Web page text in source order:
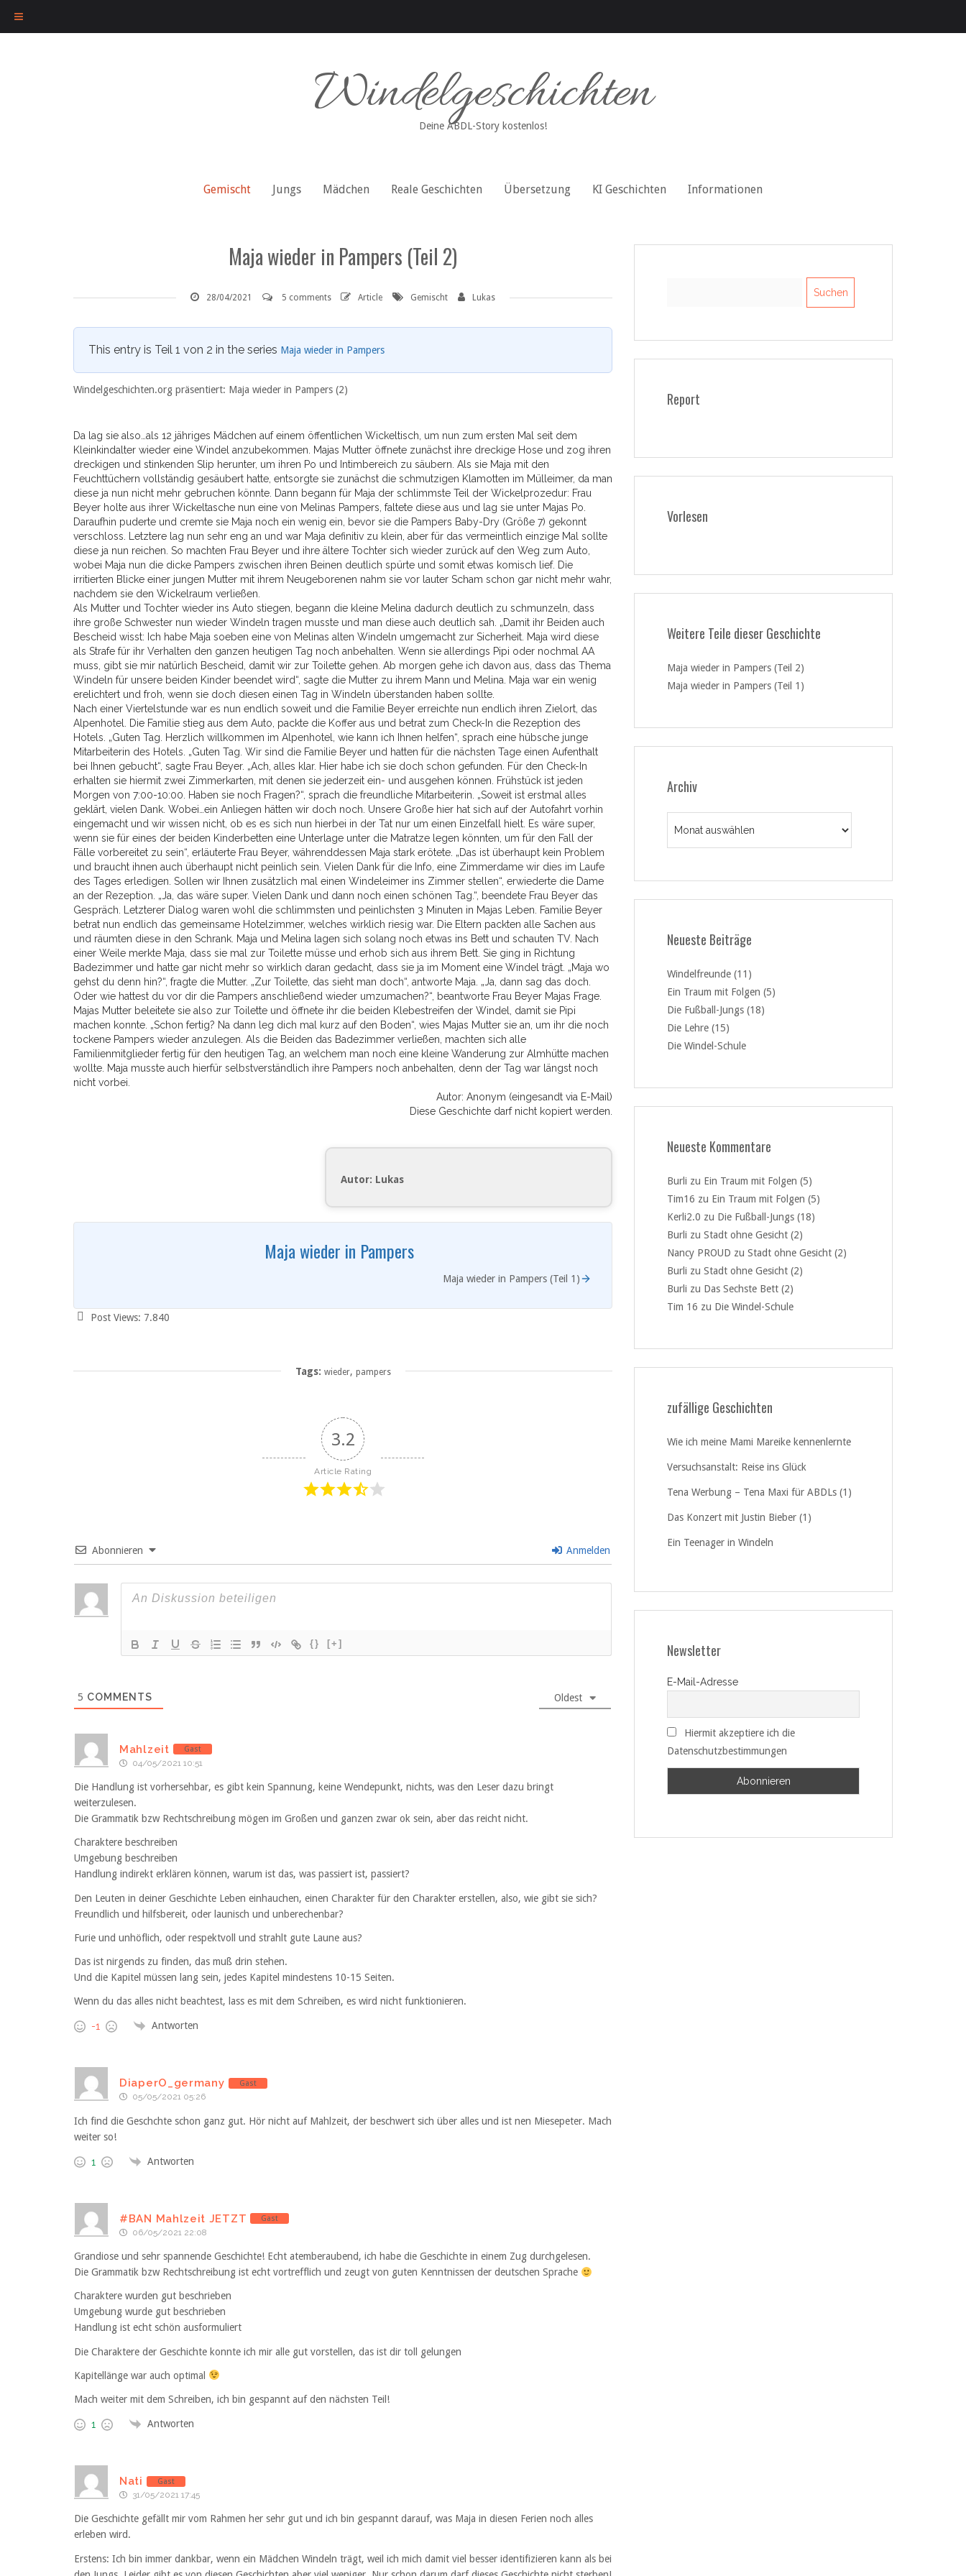
Windelgeschichten
Deine ABDL-Story kostenlos!
Gemischt Jungs Mädchen Reale Geschichten Übersetzung KI Geschichten Informationen
Maja wieder in Pampers (Teil 2)
28/04/2021 5 comments Article Gemischt Lukas
This entry is Teil 1 von 2 in the series Maja wieder in Pampers
Windelgeschichten.org präsentiert: Maja wieder in Pampers (2)
Da lag sie also…als 12 jähriges Mädchen auf einem öffentlichen Wickeltisch, um nun zum ersten Mal seit dem
Kleinkindalter wieder eine Windel anzubekommen. Majas Mutter öffnete zunächst ihre dreckige Hose und zog ihren
dreckigen und stinkenden Slip herunter, um ihren Po und Intimbereich zu säubern. Als sie Maja mit den
Feuchttüchern vollständig gesäubert hatte, entsorgte sie zunächst die schmutzigen Klamotten im Mülleimer, da man
diese ja nun nicht mehr gebruchen könnte. Dann begann für Maja der schlimmste Teil der Wickelprozedur: Frau
Beyer holte aus ihrer Wickeltasche nun eine von Melinas Pampers, faltete diese aus und lag sie unter Majas Po.
Daraufhin puderte und cremte sie Maja noch ein wenig ein, bevor sie die Pampers Baby-Dry (Größe 7) gekonnt
verschloss. Letztere lag nun sehr eng an und war Maja definitiv zu klein, aber für das vermeintlich einzige Mal sollte
diese ja nun reichen. So machten Frau Beyer und ihre ältere Tochter sich wieder zurück auf den Weg zum Auto,
wobei Maja nun die dicke Pampers zwischen ihren Beinen deutlich spürte und somit etwas komisch lief. Die
irritierten Blicke einer jungen Mutter mit ihrem Neugeborenen nahm sie vor lauter Scham schon gar nicht mehr wahr,
nachdem sie den Wickelraum verließen.
Als Mutter und Tochter wieder ins Auto stiegen, begann die kleine Melina dadurch deutlich zu schmunzeln, dass
ihre große Schwester nun wieder Windeln tragen musste und man diese auch deutlich sah. „Damit ihr Beiden auch
Bescheid wisst: Ich habe Maja soeben eine von Melinas alten Windeln umgemacht zur Sicherheit. Maja wird diese
als Strafe für ihr Verhalten den ganzen heutigen Tag noch anbehalten. Wenn sie allerdings Pipi oder nochmal AA
muss, gibt sie mir natürlich Bescheid, damit wir zur Toilette gehen. Ab morgen gehe ich davon aus, dass das Thema
Windeln für unsere beiden Kinder beendet wird“, sagte die Mutter zu ihrem Mann und Melina. Maja war ein wenig
erelichtert und froh, wenn sie doch diesen einen Tag in Windeln überstanden haben sollte.
Nach einer Viertelstunde war es nun endlich soweit und die Familie Beyer erreichte nun endlich ihren Zielort, das
Alpenhotel. Die Familie stieg aus dem Auto, packte die Koffer aus und betrat zum Check-In die Rezeption des
Hotels. „Guten Tag. Herzlich willkommen im Alpenhotel, wie kann ich Ihnen helfen“, sprach eine hübsche junge
Mitarbeiterin des Hotels. „Guten Tag. Wir sind die Familie Beyer und hatten für die nächsten Tage einen Aufenthalt
bei Ihnen gebucht“, sagte Frau Beyer. „Ach, alles klar. Hier habe ich sie doch schon gefunden. Für den Check-In
erhalten sie hiermit zwei Zimmerkarten, mit denen sie jederzeit ein- und ausgehen können. Frühstück ist jeden
Morgen von 7:00-10:00. Haben sie noch Fragen?“, sprach die freundliche Mitarbeiterin. „Soweit ist erstmal alles
geklärt, vielen Dank. Wobei…ein Anliegen hätten wir doch noch. Unsere Große hier hat sich auf der Autofahrt vorhin
eingemacht und wir wissen nicht, ob es es sich nun hierbei in der Tat nur um einen Einzelfall hielt. Es wäre super,
wenn sie für eines der beiden Kinderbetten eine Unterlage unter die Matratze legen könnten, um für den Fall der
Fälle vorbereitet zu sein“, erläuterte Frau Beyer, währenddessen Maja stark erötete. „Das ist überhaupt kein Problem
und braucht ihnen auch überhaupt nicht peinlich sein. Vielen Dank für die Info, eine Zimmerdame wir dies im Laufe
des Tages erledigen. Sollen wir Ihnen zusätzlich mal einen Windeleimer ins Zimmer stellen“, erwiederte die Dame
an der Rezeption. „Ja, das wäre super. Vielen Dank und dann noch einen schönen Tag.“, beendete Frau Beyer das
Gespräch. Letzterer Dialog waren wohl die schlimmsten und peinlichsten 3 Minuten in Majas Leben. Familie Beyer
betrat nun endlich das gemeinsame Hotelzimmer, welches wirklich riesig war. Die Eltern packten alle Sachen aus
und räumten diese in den Schrank. Maja und Melina lagen sich solang noch etwas ins Bett und schauten TV. Nach
einer Weile merkte Maja, dass sie mal zur Toilette müsse und erhob sich aus ihrem Bett. Sie ging in Richtung
Badezimmer und hatte gar nicht mehr so wirklich daran gedacht, dass sie ja im Moment eine Windel trägt. „Maja wo
gehst du denn hin?“, fragte die Mutter. „Zur Toilette, das sieht man doch“, antworte Maja. „Ja, dann sag das doch.
Oder wie hattest du vor dir die Pampers anschließend wieder umzumachen?“, beantworte Frau Beyer Majas Frage.
Majas Mutter beleitete sie also zur Toilette und öffnete ihr die beiden Klebestreifen der Windel, damit sie Pipi
machen konnte. „Schon fertig? Na dann leg dich mal kurz auf den Boden“, wies Majas Mutter sie an, um ihr die noch
tockene Pampers wieder anzulegen. Als die Beiden das Badezimmer verließen, machten sich alle
Familienmitglieder fertig für den heutigen Tag, an welchem man noch eine kleine Wanderung zur Almhütte machen
wollte. Maja musste auch hierfür selbstverständlich ihre Pampers noch anbehalten, denn der Tag war längst noch
nicht vorbei.
Autor: Anonym (eingesandt via E-Mail)
Diese Geschichte darf nicht kopiert werden.
Autor: Lukas
Maja wieder in Pampers
Maja wieder in Pampers (Teil 1)
Post Views: 7.840
Tags: wieder, pampers
3.2
Article Rating
Abonnieren Anmelden
{} [+]
5 COMMENTS Oldest
Mahlzeit Gast
04/05/2021 10:51
Die Handlung ist vorhersehbar, es gibt kein Spannung, keine Wendepunkt, nichts, was den Leser dazu bringt
weiterzulesen.
Die Grammatik bzw Rechtschreibung mögen im Großen und ganzen zwar ok sein, aber das reicht nicht.
Charaktere beschreiben
Umgebung beschreiben
Handlung indirekt erklären können, warum ist das, was passiert ist, passiert?
Den Leuten in deiner Geschichte Leben einhauchen, einen Charakter für den Charakter erstellen, also, wie gibt sie sich?
Freundlich und hilfsbereit, oder launisch und unberechenbar?
Furie und unhöflich, oder respektvoll und strahlt gute Laune aus?
Das ist nirgends zu finden, das muß drin stehen.
Und die Kapitel müssen lang sein, jedes Kapitel mindestens 10-15 Seiten.
Wenn du das alles nicht beachtest, lass es mit dem Schreiben, es wird nicht funktionieren.
-1 Antworten
DiaperO_germany Gast
05/05/2021 05:26
Ich find die Geschchte schon ganz gut. Hör nicht auf Mahlzeit, der beschwert sich über alles und ist nen Miesepeter. Mach
weiter so!
1 Antworten
#BAN Mahlzeit JETZT Gast
06/05/2021 22:08
Grandiose und sehr spannende Geschichte! Echt atemberaubend, ich habe die Geschichte in einem Zug durchgelesen.
Die Grammatik bzw Rechtschreibung ist echt vortrefflich und zeugt von guten Kenntnissen der deutschen Sprache
Charaktere wurden gut beschrieben
Umgebung wurde gut beschrieben
Handlung ist echt schön ausformuliert
Die Charaktere der Geschichte konnte ich mir alle gut vorstellen, das ist dir toll gelungen
Kapitellänge war auch optimal
Mach weiter mit dem Schreiben, ich bin gespannt auf den nächsten Teil!
1 Antworten
Nati Gast
31/05/2021 17:45
Die Geschichte gefällt mir vom Rahmen her sehr gut und ich bin gespannt darauf, was Maja in diesen Ferien noch alles
erleben wird.
Erstens: Ich bin immer dankbar, wenn ein Mädchen Windeln trägt, weil ich mich damit viel besser identifizieren kann als bei
Report
Vorlesen
Weitere Teile dieser Geschichte
Maja wieder in Pampers (Teil 2)
Maja wieder in Pampers (Teil 1)
Archiv
Neueste Beiträge
Windelfreunde (11)
Ein Traum mit Folgen (5)
Die Fußball-Jungs (18)
Die Lehre (15)
Die Windel-Schule
Neueste Kommentare
Burli zu Ein Traum mit Folgen (5)
Tim16 zu Ein Traum mit Folgen (5)
Kerli2.0 zu Die Fußball-Jungs (18)
Burli zu Stadt ohne Gesicht (2)
Nancy PROUD zu Stadt ohne Gesicht (2)
Burli zu Stadt ohne Gesicht (2)
Burli zu Das Sechste Bett (2)
Tim 16 zu Die Windel-Schule
zufällige Geschichten
Wie ich meine Mami Mareike kennenlernte
Versuchsanstalt: Reise ins Glück
Tena Werbung – Tena Maxi für ABDLs (1)
Das Konzert mit Justin Bieber (1)
Ein Teenager in Windeln
Newsletter
E-Mail-Adresse
Hiermit akzeptiere ich die
Datenschutzbestimmungen